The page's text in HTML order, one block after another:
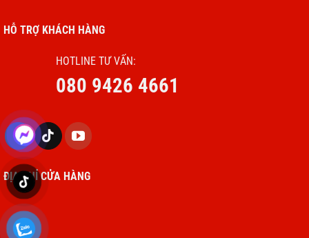
HỖ TRỢ KHÁCH HÀNG
HOTLINE TƯ VẤN:
080 9426 4661
ĐỊA CHỈ CỬA HÀNG